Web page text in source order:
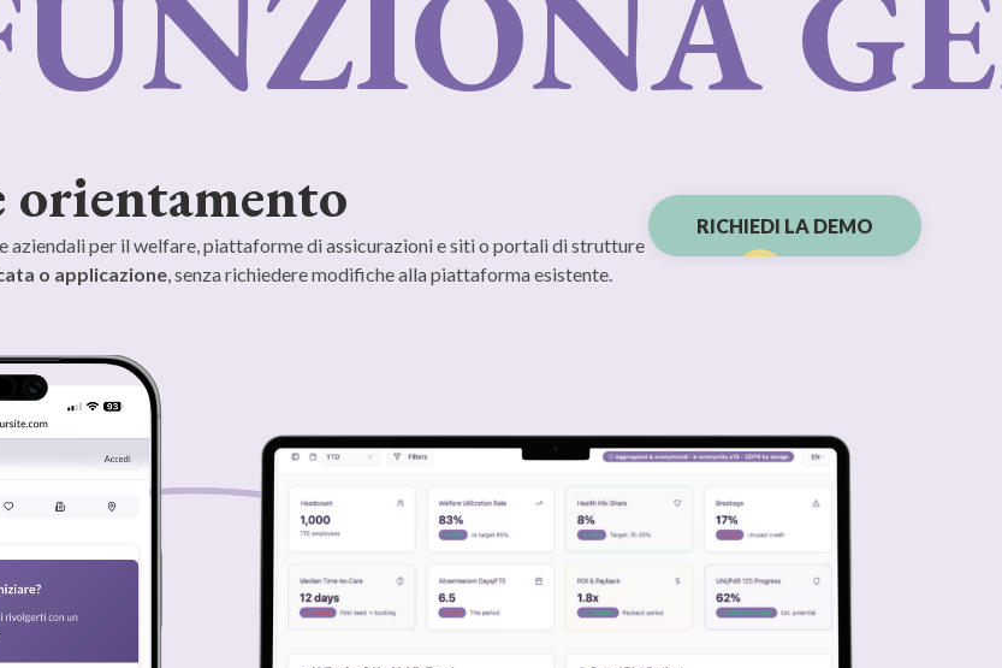
per il welfare, piattaforme di assicurazioni e siti o portali di strutture
o applicazione , senza richiedere modifiche alla piattaforma esistente.
RICHIEDI LA DEMO